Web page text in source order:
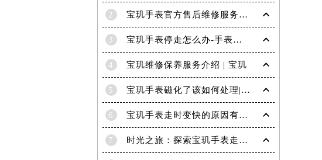
2 宝玑手表官方售后维修服务点电话是多少？
3 宝玑手表停走怎么办-手表停走的解决方法
4 宝玑维修保养服务介绍 | 宝玑
5 宝玑手表磁化了该如何处理|宝玑技师为您讲解
6 宝玑手表走时变快的原因有哪些？
7 时光之旅：探索宝玑手表走时的秘密